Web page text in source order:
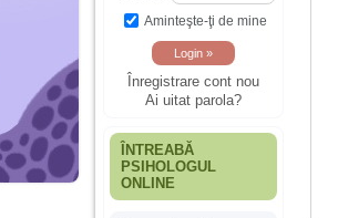
Aminteşte-ţi de mine
Înregistrare cont nou
Ai uitat parola?
ÎNTREABĂ
PSIHOLOGUL
ONLINE